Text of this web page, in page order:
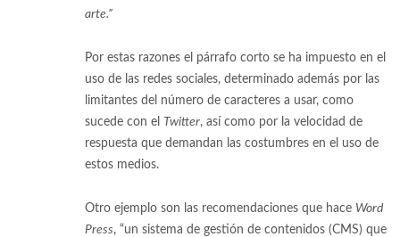
arte.”
Por estas razones el párrafo corto se ha impuesto en el
uso de las redes sociales, determinado además por las
limitantes del número de caracteres a usar, como
sucede con el Twitter, así como por la velocidad de
respuesta que demandan las costumbres en el uso de
estos medios.
Otro ejemplo son las recomendaciones que hace Word
Press, “un sistema de gestión de contenidos (CMS) que